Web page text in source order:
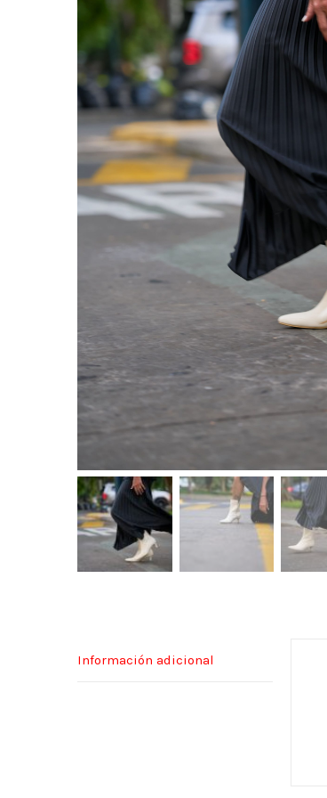
Información adicional